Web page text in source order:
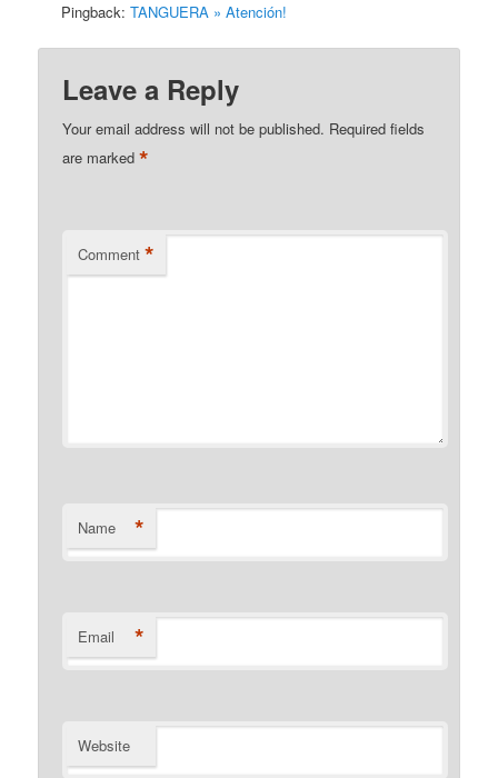
Pingback:TANGUERA » Atención!
Leave a Reply
Your email address will not be published. Required fields
are marked*
Comment *
Name *
Email *
Website